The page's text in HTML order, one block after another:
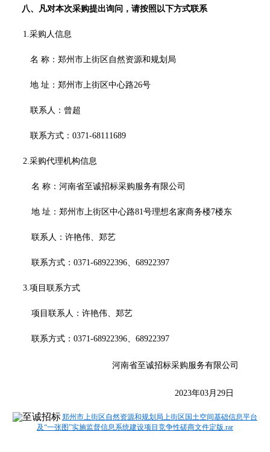
八、凡对本次采购提出询问，请按照以下方式联系
1.采购人信息
名 称：郑州市上街区自然资源和规划局
地 址：郑州市上街区中心路26号
联系人：曾超
联系方式： 0371-68111689
2.采购代理机构信息
名 称： 河南省至诚招标采购服务有限公司
地 址： 郑州市上街区中心路81号理想名家商务楼7楼东
联系人：许艳伟、郑艺
联系方式： 0371-68922396、68922397
3.项目联系方式
项目联系人：许艳伟、郑艺
联系方式： 0371-68922396、68922397
河南省至诚招标采购服务有限公司
2023年03月29日
郑州市上街区自然资源和规划局上街区国土空间基础信息平台
及“一张图”实施监督信息系统建设项目竞争性磋商文件定版.rar